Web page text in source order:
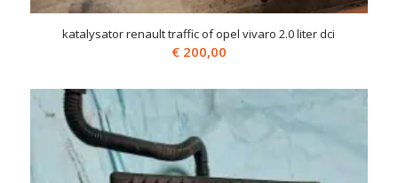
katalysator renault traffic of opel vivaro 2.0 liter dci
€200,00